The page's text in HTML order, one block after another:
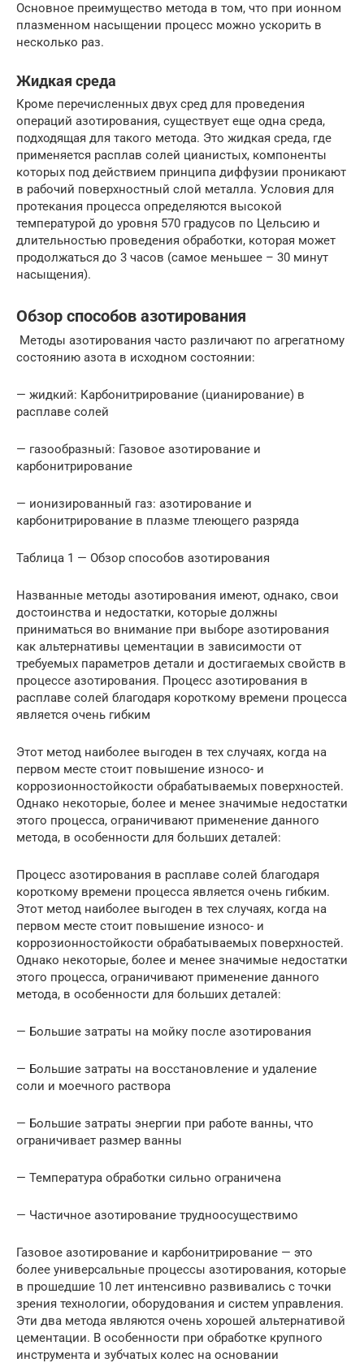
Основное преимущество метода в том, что при ионном
плазменном насыщении процесс можно ускорить в
несколько раз.
Жидкая среда
Кроме перечисленных двух сред для проведения
операций азотирования, существует еще одна среда,
подходящая для такого метода. Это жидкая среда, где
применяется расплав солей цианистых, компоненты
которых под действием принципа диффузии проникают
в рабочий поверхностный слой металла. Условия для
протекания процесса определяются высокой
температурой до уровня 570 градусов по Цельсию и
длительностью проведения обработки, которая может
продолжаться до 3 часов (самое меньшее – 30 минут
насыщения).
Обзор способов азотирования
Методы азотирования часто различают по агрегатному
состоянию азота в исходном состоянии:
— жидкий: Карбонитрирование (цианирование) в
расплаве солей
— газообразный: Газовое азотирование и
карбонитрирование
— ионизированный газ: азотирование и
карбонитрирование в плазме тлеющего разряда
Таблица 1 — Обзор способов азотирования
Названные методы азотирования имеют, однако, свои
достоинства и недостатки, которые должны
приниматься во внимание при выборе азотирования
как альтернативы цементации в зависимости от
требуемых параметров детали и достигаемых свойств в
процессе азотирования. Процесс азотирования в
расплаве солей благодаря короткому времени процесса
является очень гибким
Этот метод наиболее выгоден в тех случаях, когда на
первом месте стоит повышение износо- и
коррозионностойкости обрабатываемых поверхностей.
Однако некоторые, более и менее значимые недостатки
этого процесса, ограничивают применение данного
метода, в особенности для больших деталей:
Процесс азотирования в расплаве солей благодаря
короткому времени процесса является очень гибким.
Этот метод наиболее выгоден в тех случаях, когда на
первом месте стоит повышение износо- и
коррозионностойкости обрабатываемых поверхностей.
Однако некоторые, более и менее значимые недостатки
этого процесса, ограничивают применение данного
метода, в особенности для больших деталей:
— Большие затраты на мойку после азотирования
— Большие затраты на восстановление и удаление
соли и моечного раствора
— Большие затраты энергии при работе ванны, что
ограничивает размер ванны
— Температура обработки сильно ограничена
— Частичное азотирование трудноосуществимо
Газовое азотирование и карбонитрирование — это
более универсальные процессы азотирования, которые
в прошедшие 10 лет интенсивно развивались с точки
зрения технологии, оборудования и систем управления.
Эти два метода являются очень хорошей альтернативой
цементации. В особенности при обработке крупного
инструмента и зубчатых колес на основании